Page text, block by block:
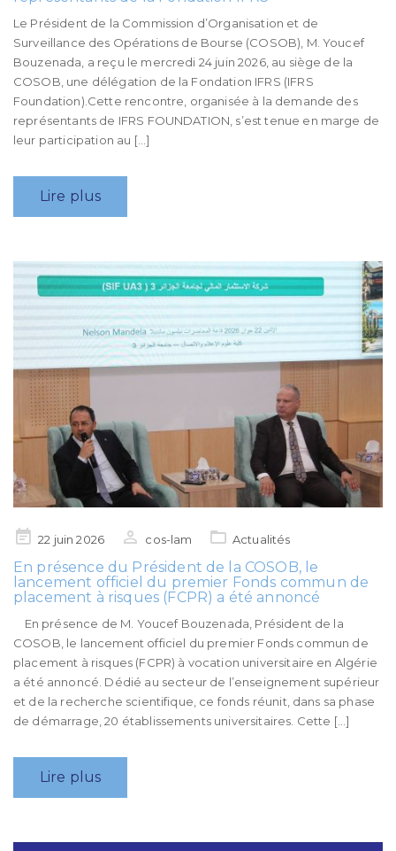
Le Président de la Commission d’Organisation et de
Surveillance des Opérations de Bourse (COSOB), M. Youcef
Bouzenada, a reçu le mercredi 24 juin 2026, au siège de la
COSOB, une délégation de la Fondation IFRS (IFRS
Foundation).Cette rencontre, organisée à la demande des
représentants de IFRS FOUNDATION, s’est tenue en marge de
leur participation au […]
Lire plus
Posted22 juin 2026 cos-lam Actualités
En présence du Président de la COSOB, le
lancement officiel du premier Fonds commun de
placement à risques (FCPR) a été annoncé
En présence de M. Youcef Bouzenada, Président de la
COSOB, le lancement officiel du premier Fonds commun de
placement à risques (FCPR) à vocation universitaire en Algérie
a été annoncé. Dédié au secteur de l’enseignement supérieur
et de la recherche scientifique, ce fonds réunit, dans sa phase
de démarrage, 20 établissements universitaires. Cette […]
Lire plus